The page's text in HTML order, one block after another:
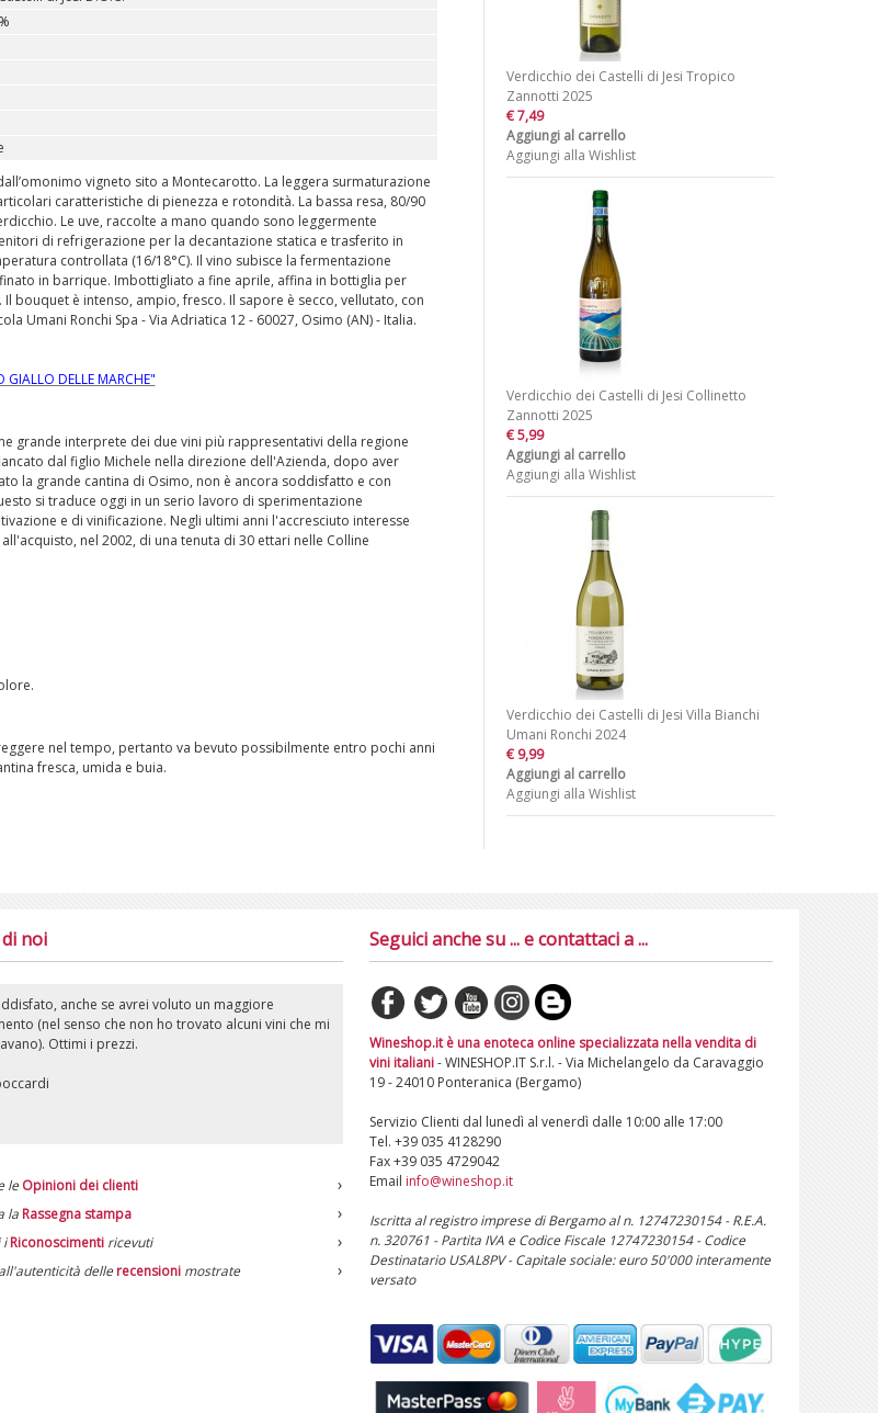
vigneto sito a Montecarotto. La leggera surmaturazione
caratteristiche di pienezza e rotondità. La bassa resa, 80/90
Le uve, raccolte a mano quando sono leggermente
di refrigerazione per la decantazione statica e trasferito in
controllata (16/18°C). Il vino subisce la fermentazione
in barrique. Imbottigliato a fine aprile, affina in bottiglia per
bouquet è intenso, ampio, fresco. Il sapore è secco, vellutato, con
Umani Ronchi Spa - Via Adriatica 12 - 60027, Osimo (AN) - Italia.
GIALLO DELLE MARCHE"
grande interprete dei due vini più rappresentativi della regione
dal figlio Michele nella direzione dell'Azienda, dopo aver
la grande cantina di Osimo, non è ancora soddisfatto e con
si traduce oggi in un serio lavoro di sperimentazione
e di vinificazione. Negli ultimi anni l'accresciuto interesse
nel 2002, di una tenuta di 30 ettari nelle Colline
nel tempo, pertanto va bevuto possibilmente entro pochi anni
fresca, umida e buia.
Verdicchio dei Castelli di Jesi Tropico
Zannotti 2025
€ 7,49
Aggiungi al carrello
Aggiungi alla Wishlist
Verdicchio dei Castelli di Jesi Collinetto
Zannotti 2025
€ 5,99
Aggiungi al carrello
Aggiungi alla Wishlist
Verdicchio dei Castelli di Jesi Villa Bianchi
Umani Ronchi 2024
€ 9,99
Aggiungi al carrello
Aggiungi alla Wishlist
noi
anche se avrei voluto un maggiore
(nel senso che non ho trovato alcuni vini che mi
Ottimi i prezzi.
le Opinioni dei clienti
la Rassegna stampa
iRiconoscimentiricevuti
delle recensionimostrate
Seguici anche su ... e contattaci a ...
Wineshop.it è una enoteca online specializzata nella vendita di
vini italiani- WINESHOP.IT S.r.l. - Via Michelangelo da Caravaggio
19 - 24010 Ponteranica (Bergamo)
Servizio Clienti dal lunedì al venerdì dalle 10:00 alle 17:00
Tel. +39 035 4128290
Fax +39 035 4729042
Email info@wineshop.it
Iscritta al registro imprese di Bergamo al n. 12747230154 - R.E.A.
n. 320761 - Partita IVA e Codice Fiscale 12747230154 - Codice
Destinatario USAL8PV - Capitale sociale: euro 50'000 interamente
versato